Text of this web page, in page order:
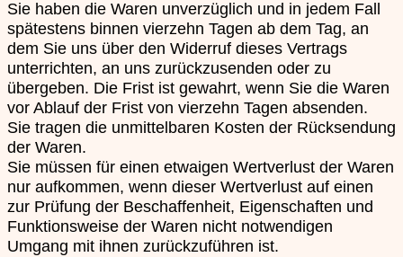
Sie haben die Waren unverzüglich und in jedem Fall
spätestens binnen vierzehn Tagen ab dem Tag, an
dem Sie uns über den Widerruf dieses Vertrags
unterrichten, an uns zurückzusenden oder zu
übergeben. Die Frist ist gewahrt, wenn Sie die Waren
vor Ablauf der Frist von vierzehn Tagen absenden.
Sie tragen die unmittelbaren Kosten der Rücksendung
der Waren.
Sie müssen für einen etwaigen Wertverlust der Waren
nur aufkommen, wenn dieser Wertverlust auf einen
zur Prüfung der Beschaffenheit, Eigenschaften und
Funktionsweise der Waren nicht notwendigen
Umgang mit ihnen zurückzuführen ist.